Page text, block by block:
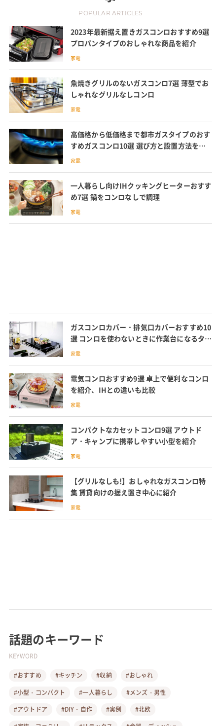
POPULAR ARTICLES
2023年最新据え置きガスコンロおすすめ9選
プロパンタイプのおしゃれな商品を紹介
家電
魚焼きグリルのないガスコンロ7選 薄型でお
しゃれなグリルなしコンロ
家電
高価格から低価格まで都市ガスタイプのおす
すめガスコンロ10選 選び方と設置方法を確
認
家電
一人暮らし向けIHクッキングヒーターおすす
め7選 鍋をコンロなしで調理
家電
ガスコンロカバー・排気口カバーおすすめ10
選 コンロを使わないときに作業台になるタイ
プも
家電
電気コンロおすすめ9選 卓上で便利なコンロ
を紹介、IHとの違いも比較
家電
コンパクトなカセットコンロ9選 アウトド
ア・キャンプに携帯しやすい小型を紹介
家電
【グリルなしも!】おしゃれなガスコンロ特
集 賃貸向けの据え置き中心に紹介
家電
話題のキーワード
KEYWORD
#おすすめ #キッチン #収納
#おしゃれ
#小型・コンパクト
#一人暮らし
#メンズ・男性
#アウトドア
#DIY・自作 #実例
#北欧